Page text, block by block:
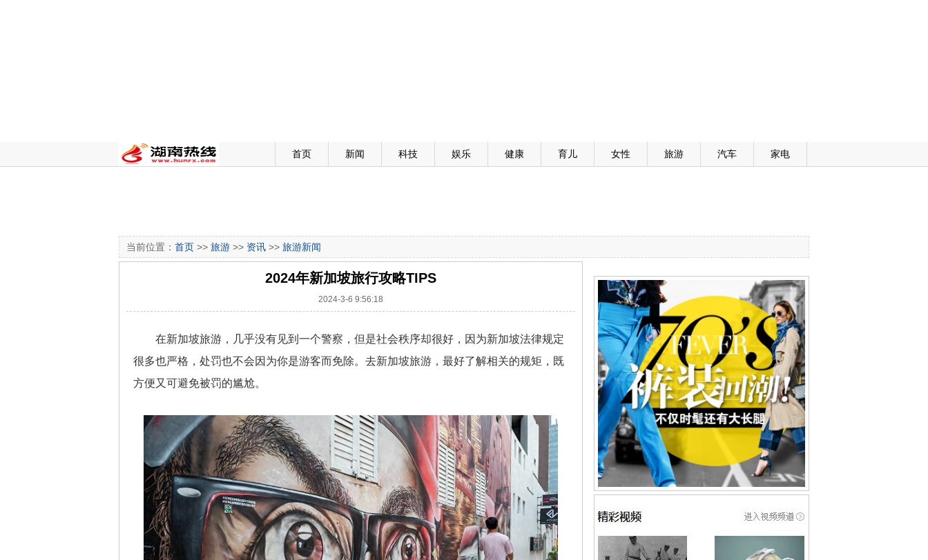
首页 新闻 科技 娱乐 健康 育儿 女性 旅游 汽车 家电
当前位置： 首页 >> 旅游 >> 资讯 >> 旅游新闻
2024年新加坡旅行攻略TIPS
2024-3-6 9:56:18
在新加坡旅游，几乎没有见到一个警察，但是社会秩序却很好，因为新加坡法律规定
很多也严格，处罚也不会因为你是游客而免除。去新加坡旅游，最好了解相关的规矩，既
方便又可避免被罚的尴尬。